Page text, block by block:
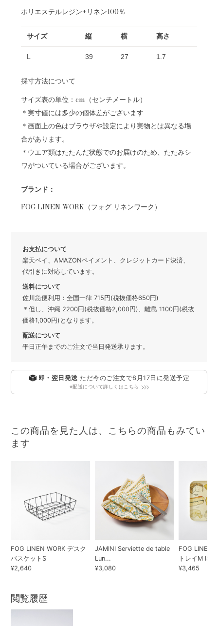
ポリエステルレジン+リネン100％
サイズ 縦 横 高さ
L 39 27 1.7
採寸方法について
サイズ表の単位：cm（センチメートル）
＊実寸値には多少の個体差がございます
＊画面上の色はブラウザや設定により実物とは異なる場
合があります。
＊ウエア類はたたんだ状態でのお届けのため、たたみシ
ワがついている場合がございます。
ブランド：
FOG LINEN WORK（フォグ リネンワーク）
お支払について
楽天ペイ、AMAZONペイメント、クレジットカード決済、
代引きに対応しています。
送料について
佐川急便利用：全国一律 715円(税抜価格650円)
＊但し、沖縄 2200円(税抜価格2,000円)、離島 1100円(税抜
価格1,000円)となります。
配送について
平日正午までのご注文で当日発送承ります。
即・翌日発送 ただ今のご注文で8月17日 に発送予定
※配送について詳しくはこちら
この商品を見た人は、こちらの商品もみてい
ます
FOG LINEN WORK デスク
バスケットS
¥2,640
JAMINI Serviette de table
Lun...
¥3,080
FOG LINEN
トレイM
¥3,465
閲覧履歴